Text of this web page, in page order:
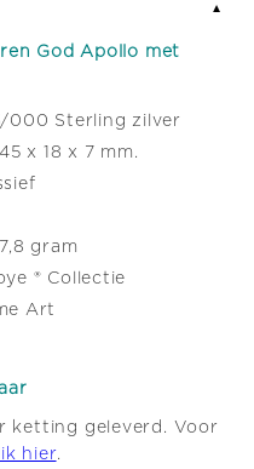
▼
God Apollo met
000 Sterling zilver
x 18 x 7 mm.
gram
® Collectie
Art
ketting geleverd. Voor
hier.